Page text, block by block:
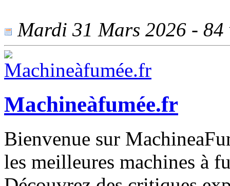
Mardi 31 Mars 2026 - 84
Machineàfumée.fr
Bienvenue sur
les meilleures machines à